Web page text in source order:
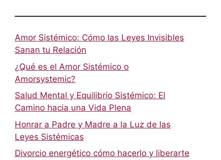
Amor Sistémico: Cómo las Leyes Invisibles
Sanan tu Relación
¿Qué es el Amor Sistémico o
Amorsystemic?
Salud Mental y Equilibrio Sistémico: El
Camino hacia una Vida Plena
Honrar a Padre y Madre a la Luz de las
Leyes Sistémicas
Divorcio energético cómo hacerlo y liberarte